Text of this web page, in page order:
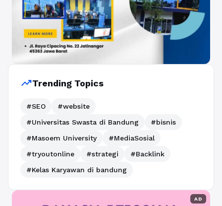
trending_upTrending Topics
#SEO
#website
#Universitas Swasta di Bandung
#bisnis
#Masoem University
#MediaSosial
#tryoutonline
#strategi
#Backlink
#Kelas Karyawan di bandung
AD